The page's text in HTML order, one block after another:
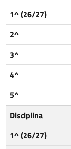
1^ (26/27)
2^
3^
4^
5^
Disciplina
1^ (26/27)